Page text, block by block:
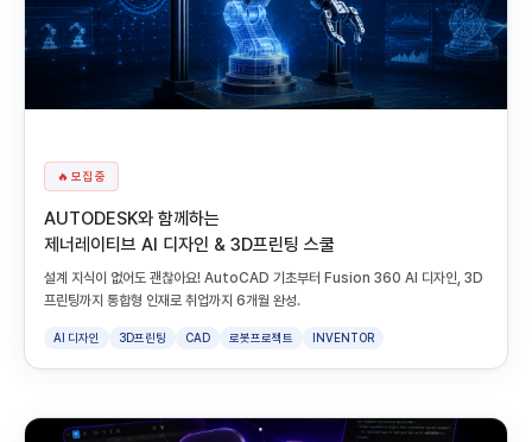
🔥 모집 중
AUTODESK와 함께하는
제너레이티브 AI 디자인 & 3D프린팅 스쿨
설계 지식이 없어도 괜찮아요! AutoCAD 기초부터 Fusion 360 AI 디자인, 3D
프린팅까지 통합형 인재로 취업까지 6개월 완성.
AI 디자인 3D프린팅 CAD 로봇프로젝트 INVENTOR